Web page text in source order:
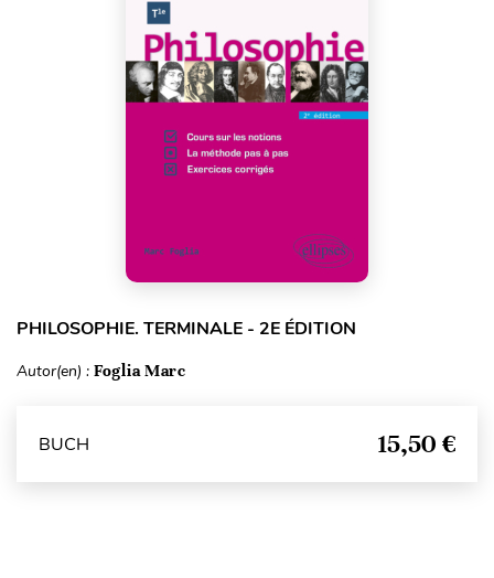
PHILOSOPHIE. TERMINALE - 2E ÉDITION
Autor(en) : Foglia Marc
BUCH 15,50 €